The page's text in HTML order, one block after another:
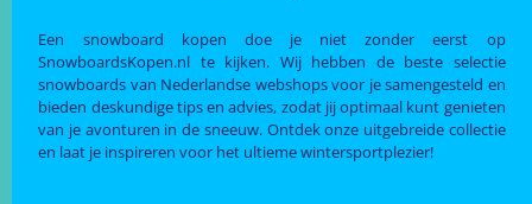
Een snowboard kopen doe je niet zonder eerst op
SnowboardsKopen.nl te kijken. Wij hebben de beste selectie
snowboards van Nederlandse webshops voor je samengesteld en
bieden deskundige tips en advies, zodat jij optimaal kunt genieten
van je avonturen in de sneeuw. Ontdek onze uitgebreide collectie
en laat je inspireren voor het ultieme wintersportplezier!